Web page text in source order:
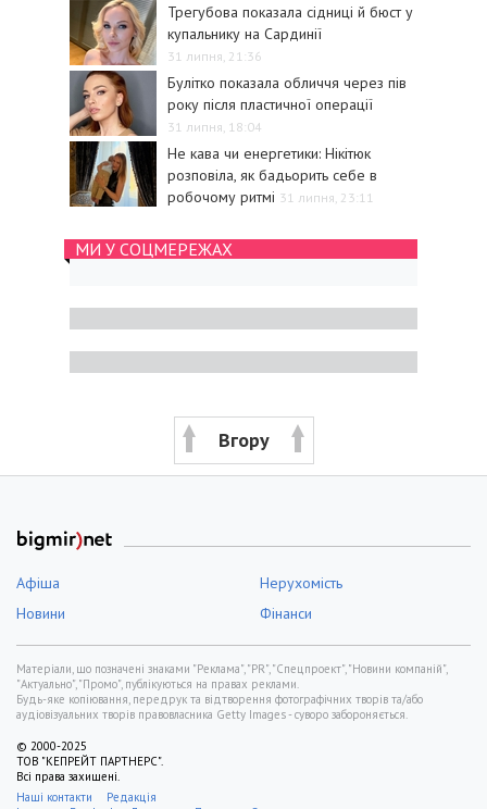
Трегубова показала сідниці й бюст у
купальнику на Сардинії
31 липня, 21:36
Булітко показала обличчя через пів
року після пластичної операції
31 липня, 18:04
Не кава чи енергетики: Нікітюк
розповіла, як бадьорить себе в
робочому ритмі 31 липня, 23:11
МИ У СОЦМЕРЕЖАХ
Вгору
Афіша
Нерухомість
Новини
Фінанси
Матеріали, що позначені знаками "Реклама", "PR", "Спецпроект", "Новини компаній",
"Актуально", "Промо", публікуються на правах реклами.
Будь-яке копіювання, передрук та відтворення фотографічних творів та/або
аудіовізуальних творів правовласника Getty Images - суворо забороняється.
© 2000-2025
ТОВ "КЕПРЕЙТ ПАРТНЕРС".
Всі права захищені.
Наші контакти
Редакція